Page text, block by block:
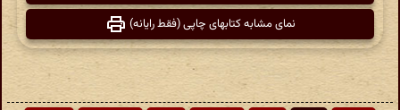
نمای مشابه کتابهای چاپی (فقط رایانه)